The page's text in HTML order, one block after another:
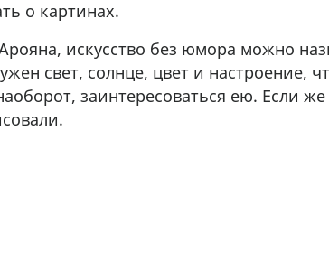
о картинах.
искусство без юмора можно
свет, солнце, цвет и настроение,
заинтересоваться ею. Если